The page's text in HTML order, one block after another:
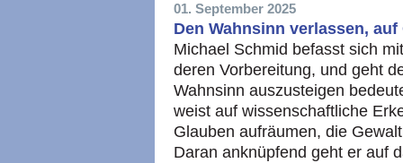
01. September 2025
Den Wahnsinn verlassen,
Michael Schmid befasst sich
deren Vorbereitung, und geht
Wahnsinn auszusteigen
weist auf wissenschaftliche
Glauben aufräumen, die
Daran anknüpfend geht er auf